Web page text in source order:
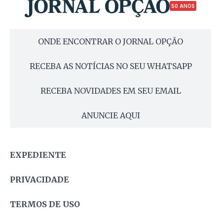
50 ANOS
ONDE ENCONTRAR O JORNAL OPÇÃO
RECEBA AS NOTÍCIAS NO SEU WHATSAPP
RECEBA NOVIDADES EM SEU EMAIL
ANUNCIE AQUI
EXPEDIENTE
PRIVACIDADE
TERMOS DE USO